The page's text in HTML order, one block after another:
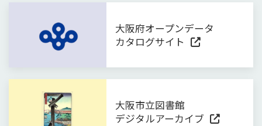
大阪府オープンデータ
カタログサイト
大阪市立図書館
デジタルアーカイブ